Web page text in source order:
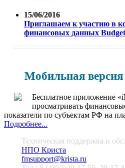
15/06/2016
Приглашаем к участию в
финансовых данных
Мобильная версия
Бесплатное приложение
просматривать
показатели по субъектам РФ на
Подробнее...
Техническая поддержка и
НПО Криста
fmsupport@krista.ru